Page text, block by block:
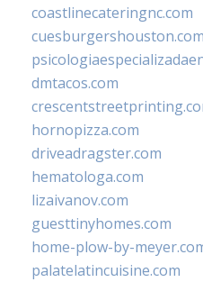
coastlinecateringnc.com
cuesburgershouston.com
dmtacos.com
hornopizza.com
driveadragster.com
hematologa.com
lizaivanov.com
guesttinyhomes.com
home-plow-by-
palatelatincuisine.com